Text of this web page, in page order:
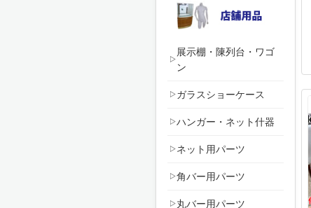
展示棚・陳列台・ワゴ
ン
ガラスショーケース
ハンガー・ネット什器
ネット用パーツ
角バー用パーツ
丸バー用パーツ